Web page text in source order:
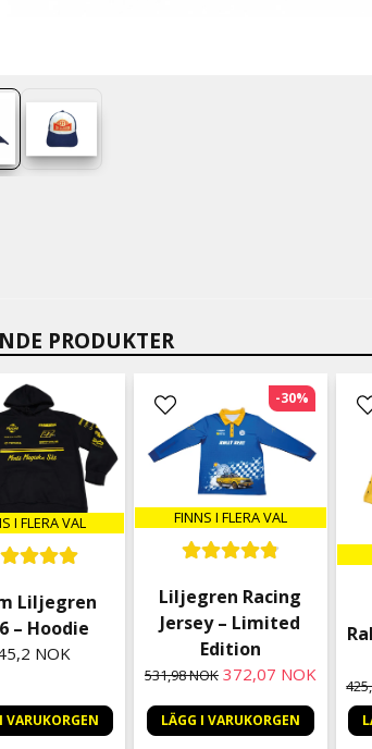
PRODUKTER
I FLERA VAL
Liljegren
– Hoodie
NOK
VARUKORGEN
FINNS I FLERA VAL
Liljegren Racing
Jersey – Limited
Edition
531,98 NOK 372,07 NOK
LÄGG I VARUKORGEN
-30%